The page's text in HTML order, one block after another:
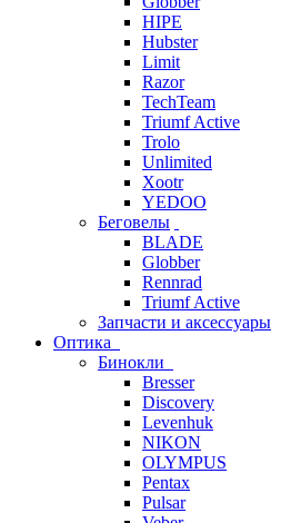
HIPE
Hubster
Limit
Razor
TechTeam
Triumf Active
Trolo
Unlimited
Xootr
YEDOO
Беговелы
BLADE
Globber
Rennrad
Triumf Active
Запчасти и аксессуары
Оптика
Бинокли
Bresser
Discovery
Levenhuk
NIKON
OLYMPUS
Pentax
Pulsar